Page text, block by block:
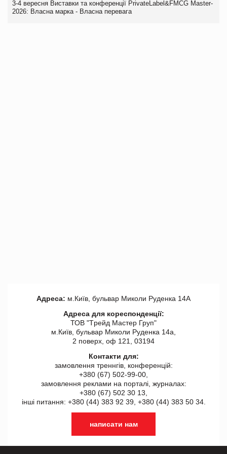
3-4 вересня Виставки та конференції PrivateLabel&FMCG Master-
2026: Власна марка - Власна перевага
Адреса: м.Київ, бульвар Миколи Руденка 14А
Адреса для кореспонденції:
ТОВ "Tрейд Мастер Груп"
м.Київ, бульвар Миколи Руденка 14а,
2 поверх, оф 121, 03194
Контакти для:
замовлення треннгів, конференцій:
+380 (67) 502-99-00,
замовлення реклами на порталі, журналах:
+380 (67) 502 30 13,
інші питання: +380 (44) 383 92 39, +380 (44) 383 50 34.
написати нам